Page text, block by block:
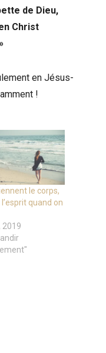
de Dieu,
Christ
en Jésus-
!
le corps,
l’esprit quand on
2019